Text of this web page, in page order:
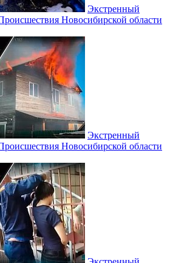
Экстренный
Новосибирской области
Экстренный
Новосибирской области